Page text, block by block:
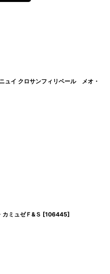
ュイ クロサンフィリベール メオ・
ミュゼＦ&Ｓ [106445]